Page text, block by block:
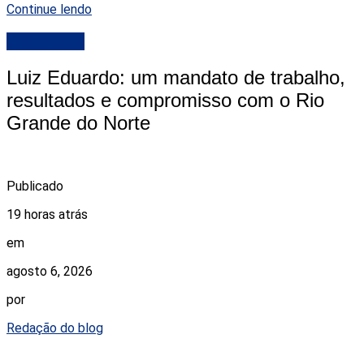
Continue lendo
Luiz Eduardo: um mandato de trabalho,
resultados e compromisso com o Rio
Grande do Norte
Publicado
19 horas atrás
em
agosto 6, 2026
por
Redação do blog